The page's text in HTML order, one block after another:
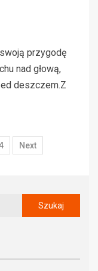
przygodę
nad głową,
deszczem.Z
Next